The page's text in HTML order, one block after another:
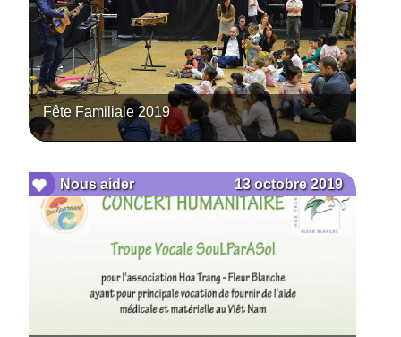
Fête Familiale 2019
13 octobre 2019
Nous aider